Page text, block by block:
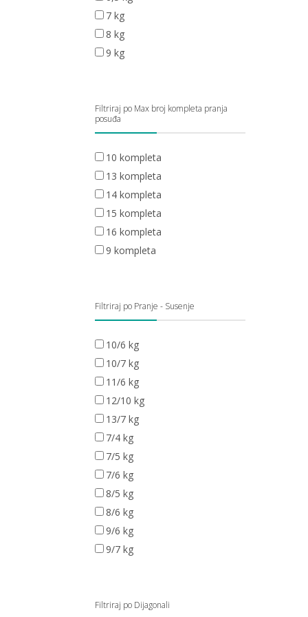
7 kg
8 kg
9 kg
Filtriraj po Max broj kompleta pranja
posuđa
10 kompleta
13 kompleta
14 kompleta
15 kompleta
16 kompleta
9 kompleta
Filtriraj po Pranje - Susenje
10/6 kg
10/7 kg
11/6 kg
12/10 kg
13/7 kg
7/4 kg
7/5 kg
7/6 kg
8/5 kg
8/6 kg
9/6 kg
9/7 kg
Filtriraj po Dijagonali